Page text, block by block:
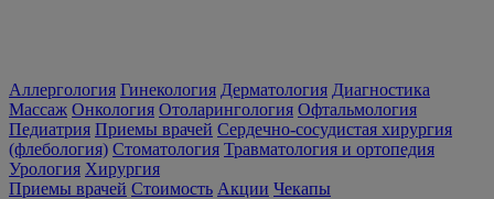
Аллергология Гинекология Дерматология Диагностика
Массаж Онкология Отоларингология Офтальмология
Педиатрия Приемы врачей Сердечно-сосудистая хирургия
(флебология) Стоматология Травматология и ортопедия
Урология Хирургия
Приемы врачей Стоимость Акции Чекапы